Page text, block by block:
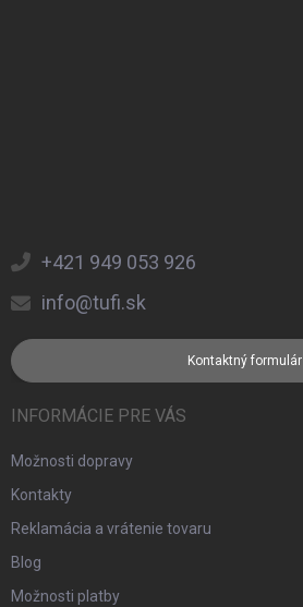
+421 949 053 926
info@tufi.sk
Kontaktný formulár
INFORMÁCIE PRE VÁS
Možnosti dopravy
Kontakty
Reklamácia a vrátenie tovaru
Blog
Možnosti platby